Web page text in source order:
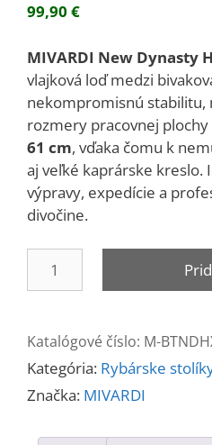
99,90 €
MIVARDI New Dynasty
vlajková loď medzi
nekompromisnú stabilitu,
rozmery pracovnej plochy
61 cm, vďaka čomu k
aj veľké kaprárske kreslo.
výpravy, expedície a
divočine.
New
XXL
Katalógové číslo: M-
Kategória: Rybárske
Značka: MIVARDI